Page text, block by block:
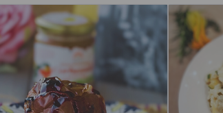
forma di illegalità.